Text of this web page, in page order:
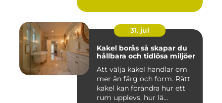
31. jul
Kakel borås så skapar du
hållbara och tidlösa miljöer
Att välja kakel handlar om
mer än färg och form. Rätt
kakel kan förändra hur ett
rum upplevs, hur lä...